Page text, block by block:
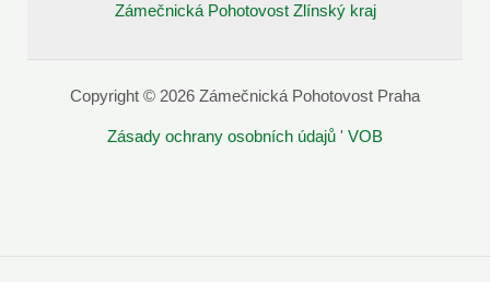
Zámečnická Pohotovost Zlínský kraj
Copyright © 2026 Zámečnická Pohotovost Praha
Zásady ochrany osobních údajů ' VOB